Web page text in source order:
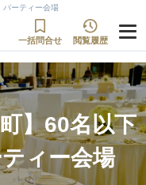
パーティー会場
一括問合せ 閲覧履歴
】60名以下
ィー会場